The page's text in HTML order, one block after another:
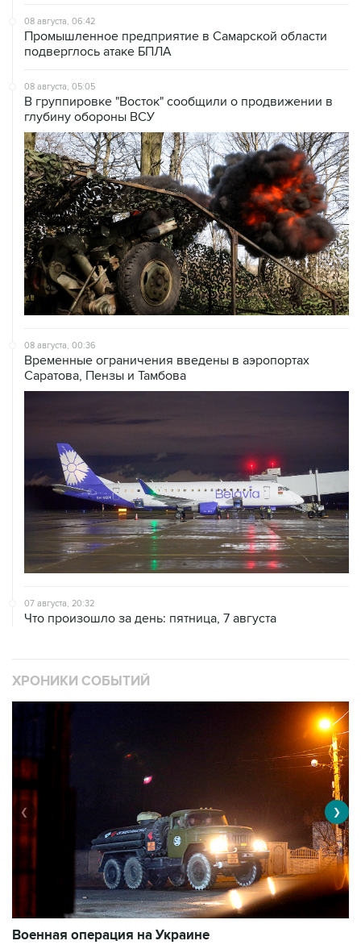
08 августа, 06:42
Промышленное предприятие в Самарской области
подверглось атаке БПЛА
08 августа, 05:05
В группировке "Восток" сообщили о продвижении в
глубину обороны ВСУ
08 августа, 00:36
Временные ограничения введены в аэропортах
Саратова, Пензы и Тамбова
07 августа, 20:32
Что произошло за день: пятница, 7 августа
ХРОНИКИ СОБЫТИЙ
Военная операция на Украине
❮ ❯